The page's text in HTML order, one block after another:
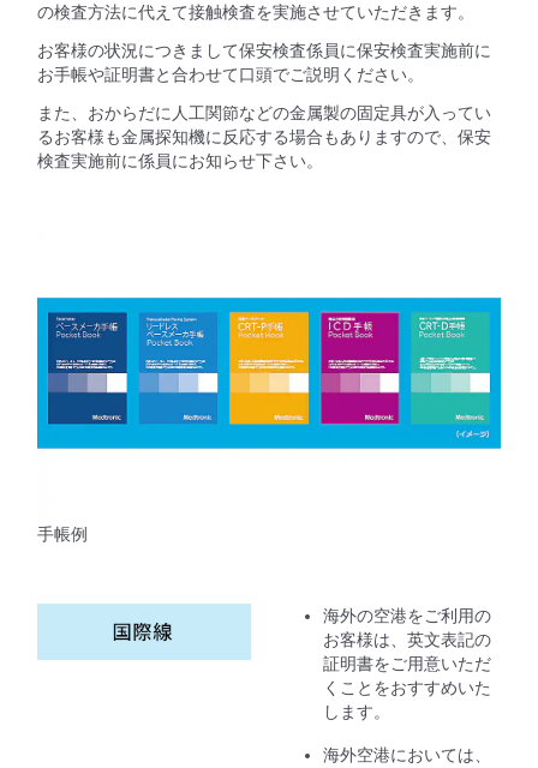
の検査方法に代えて接触検査を実施させていただきます。
お客様の状況につきまして保安検査係員に保安検査実施前に
お手帳や証明書と合わせて口頭でご説明ください。
また、おからだに人工関節などの金属製の固定具が入ってい
るお客様も金属探知機に反応する場合もありますので、保安
検査実施前に係員にお知らせ下さい。
手帳例
海外の空港をご利用の
お客様は、英文表記の
証明書をご用意いただ
くことをおすすめいた
します。
海外空港においては、